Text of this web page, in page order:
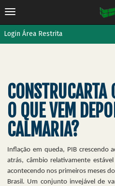
Login Área Restrita
O QUE VEM
CALMARIA?
Inflação em queda, PIB crescendo
atrás, câmbio relativamente
acontecendo nos primeiros meses
Brasil. Um conjunto invejável de